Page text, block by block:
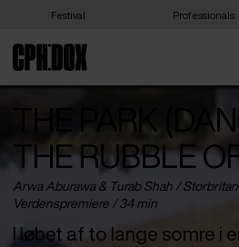
Festival Professionals
THE PARK
THE RUBBLE
Arwa Aburawa & Turab Shah /
Verdenspremiere / 34 min
I løbet af to lange somre i